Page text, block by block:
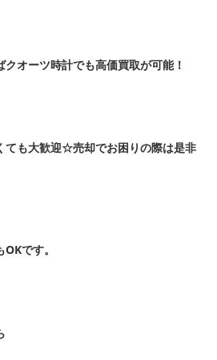
オーツ時計でも高価買取が可能！
ても大歓迎☆売却でお困りの際は是非
です。